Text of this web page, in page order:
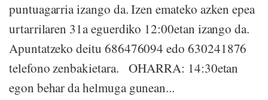
puntuagarria izango da. Izen emateko azken epea
urtarrilaren 31a eguerdiko 12:00etan izango da.
Apuntatzeko deitu 686476094 edo 630241876
telefono zenbakietara. OHARRA: 14:30etan
egon behar da helmuga gunean...